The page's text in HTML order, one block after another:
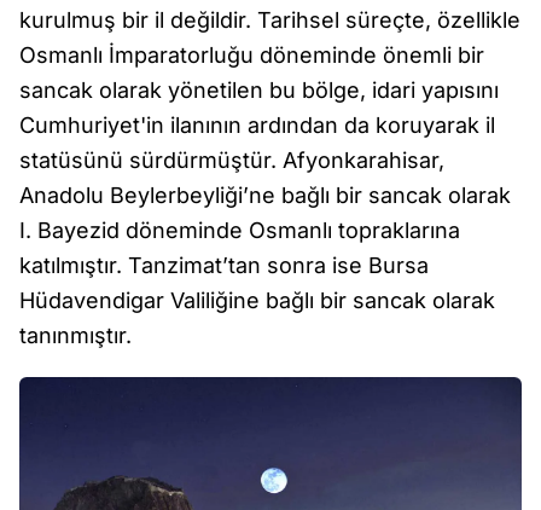
kurulmuş bir il değildir. Tarihsel süreçte, özellikle
Osmanlı İmparatorluğu döneminde önemli bir
sancak olarak yönetilen bu bölge, idari yapısını
Cumhuriyet'in ilanının ardından da koruyarak il
statüsünü sürdürmüştür. Afyonkarahisar,
Anadolu Beylerbeyliği’ne bağlı bir sancak olarak
I. Bayezid döneminde Osmanlı topraklarına
katılmıştır. Tanzimat’tan sonra ise Bursa
Hüdavendigar Valiliğine bağlı bir sancak olarak
tanınmıştır.